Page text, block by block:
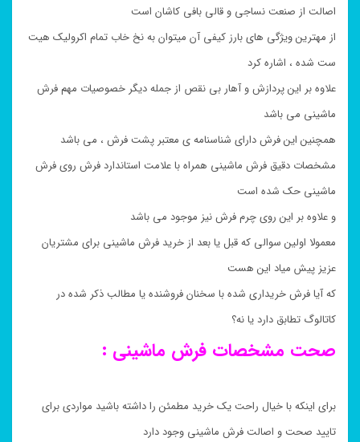
اصالت از صنعت نساجی و قالی بافی کاشان است
از مهترین ویژگی های بارز کیفی آن میتوان به نخ خاب تمام اکرولیک هیت
ست شده ، اشاره کرد
علاوه بر این پردازش و آهار بی نقص از جمله دیگر خصوصیات مهم فرش
ماشینی می باشد
همچنین این فرش دارای شناسنامه ی معتبر پشت فرش ، می باشد
مشخصات دقیق فرش ماشینی همراه با علامت استاندارد فرش روی فرش
ماشینی حک شده است
و علاوه بر این روی چرم فرش نیز موجود می باشد
معمولا اولین سوالی که قبل یا بعد از خرید فرش ماشینی برای مشتریان
عزیز پیش میاد این هست
که آیا فرش خریداری شده با سخنان فروشنده یا مطالب ذکر شده در
کاتالوگ تطابق دارد یا نه؟
صحت مشخصات فرش ماشینی :
برای اینکه با خیال راحت یک خرید مطمئن را داشته باشید مواردی برای
تایید صحت و اصالت فرش ماشینی وجود دارد